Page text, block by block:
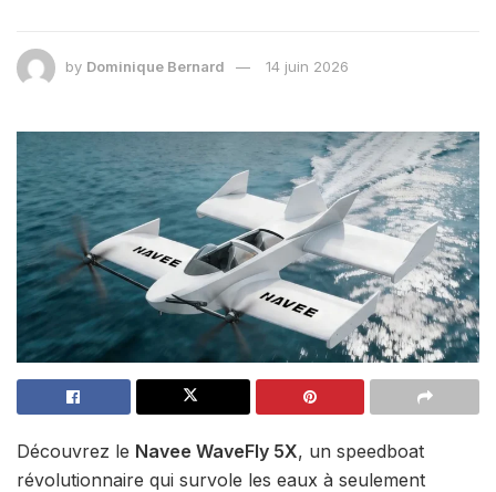
by Dominique Bernard 14 juin 2026
Découvrez le Navee WaveFly 5X, un speedboat
révolutionnaire qui survole les eaux à seulement